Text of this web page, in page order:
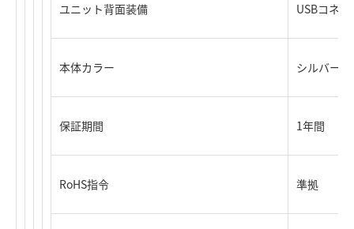
ユニット背面装備 USBコネ
本体カラー シルバー
保証期間 1年間
RoHS指令 準拠